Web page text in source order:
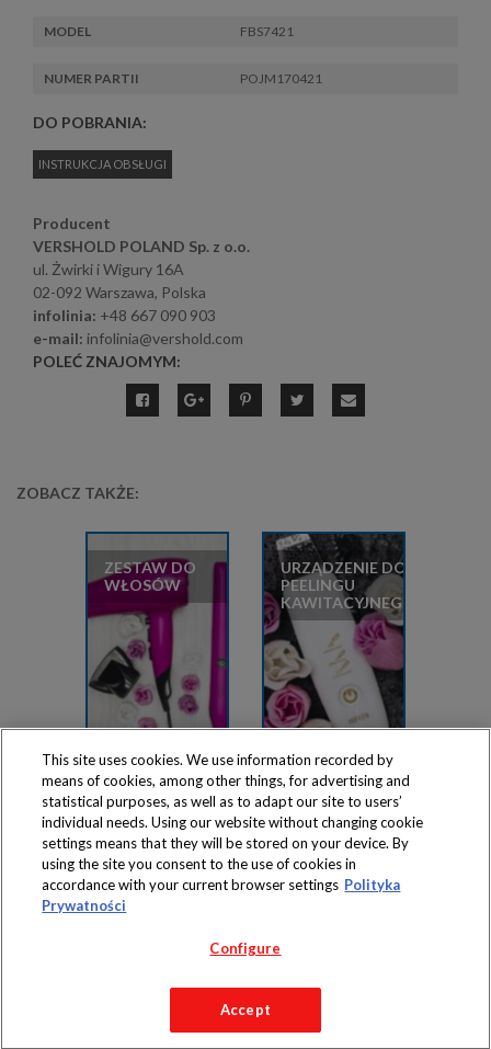
MODEL FBS7421
NUMER PARTII POJM170421
DO POBRANIA:
INSTRUKCJA OBSŁUGI
Producent
VERSHOLD POLAND Sp. z o.o.
ul. Żwirki i Wigury 16A
02-092 Warszawa, Polska
infolinia: +48 667 090 903
e-mail: infolinia@vershold.com
POLEĆ ZNAJOMYM:
ZOBACZ TAKŻE:
ZESTAW DO
WŁOSÓW
URZĄDZENIE DO
PEELINGU
KAWITACYJNEGO
Produkty dostępne
wyłącznie w sklepach
Copyright 2019 Jeronimo Martins Polska S.A.
Regulamin serwisu
Polityka prywatności
This site uses cookies. We use information recorded by
means of cookies, among other things, for advertising and
statistical purposes, as well as to adapt our site to users’
individual needs. Using our website without changing cookie
settings means that they will be stored on your device. By
using the site you consent to the use of cookies in
accordance with your current browser settings Polityka
Prywatności
Configure
Accept